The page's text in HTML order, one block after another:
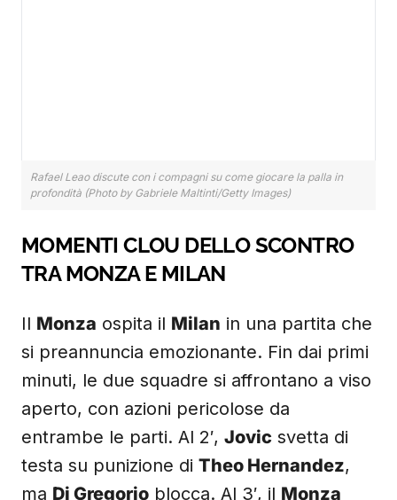
Rafael Leao discute con i compagni su come giocare la palla in
profondità (Photo by Gabriele Maltinti/Getty Images)
MOMENTI CLOU DELLO SCONTRO
TRA MONZA E MILAN
Il Monza ospita il Milan in una partita che
si preannuncia emozionante. Fin dai primi
minuti, le due squadre si affrontano a viso
aperto, con azioni pericolose da
entrambe le parti. Al 2′, Jovic svetta di
testa su punizione di Theo Hernandez,
ma Di Gregorio blocca. Al 3′, il Monza